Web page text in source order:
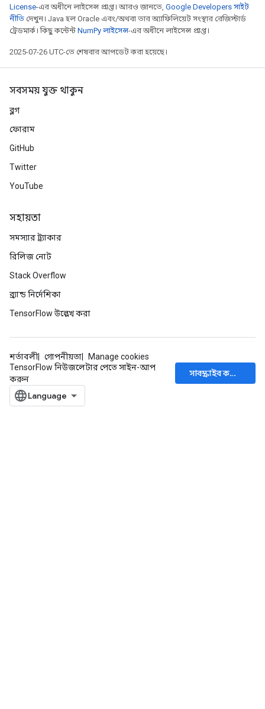
License-এর অধীনে লাইসেন্স প্রাপ্ত। আরও জানতে, Google Developers সাইট
নীতি দেখুন। Java হল Oracle এবং/অথবা তার অ্যাফিলিয়েট সংস্থার রেজিস্টার্ড
ট্রেডমার্ক। কিছু কন্টেন্ট NumPy লাইসেন্স-এর অধীনে লাইসেন্স প্রাপ্ত।
2025-07-26 UTC-তে শেষবার আপডেট করা হয়েছে।
সবসময় যুক্ত থাকুন
ব্লগ
ফোরাম
GitHub
Twitter
YouTube
সহায়তা
সমস্যার ট্র্যাকার
রিলিজ নোট
Stack Overflow
ব্র্যান্ড নির্দেশিকা
TensorFlow উল্লেখ করা
শর্তাবলী গোপনীয়তা
Manage cookies
TensorFlow নিউজলেটার পেতে সাইন-আপ
করুন
সাবস্ক্রাইব করুন